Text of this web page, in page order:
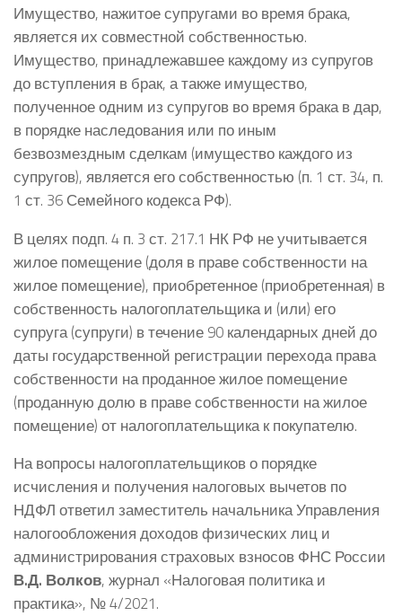
Имущество, нажитое супругами во время брака,
является их совместной собственностью.
Имущество, принадлежавшее каждому из супругов
до вступления в брак, а также имущество,
полученное одним из супругов во время брака в дар,
в порядке наследования или по иным
безвозмездным сделкам (имущество каждого из
супругов), является его собственностью (п. 1 ст. 34, п.
1 ст. 36 Семейного кодекса РФ).
В целях подп. 4 п. 3 ст. 217.1 НК РФ не учитывается
жилое помещение (доля в праве собственности на
жилое помещение), приобретенное (приобретенная) в
собственность налогоплательщика и (или) его
супруга (супруги) в течение 90 календарных дней до
даты государственной регистрации перехода права
собственности на проданное жилое помещение
(проданную долю в праве собственности на жилое
помещение) от налогоплательщика к покупателю.
На вопросы налогоплательщиков о порядке
исчисления и получения налоговых вычетов по
НДФЛ ответил заместитель начальника Управления
налогообложения доходов физических лиц и
администрирования страховых взносов ФНС России
В.Д. Волков, журнал «Налоговая политика и
практика», № 4/2021.